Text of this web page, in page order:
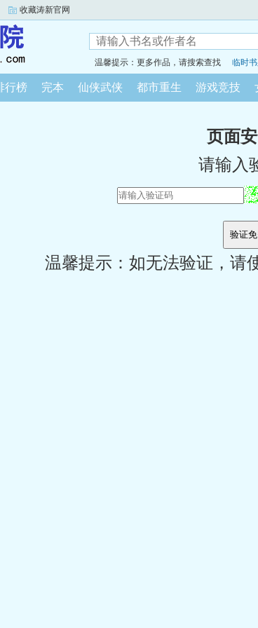
收藏涛新官网
温馨提示：更多作品，请搜索查找 临时
行榜 完本 仙侠武侠 都市重生 游戏竞技
页面
请输入
温馨提示：如无法验证，请